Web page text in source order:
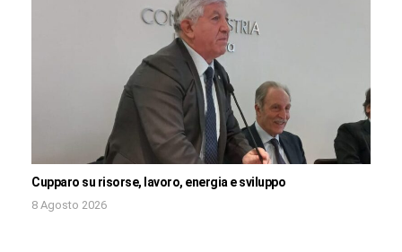
Cupparo su risorse, lavoro, energia e sviluppo
8 Agosto 2026